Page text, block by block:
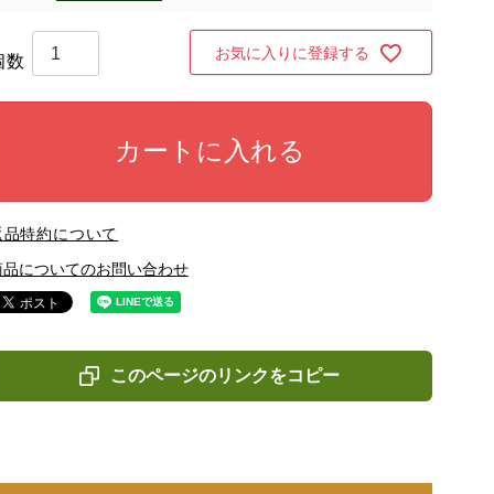
お気に入りに登録する
カートに入れる
品特約について
品についてのお問い合わせ
このページのリンクをコピー